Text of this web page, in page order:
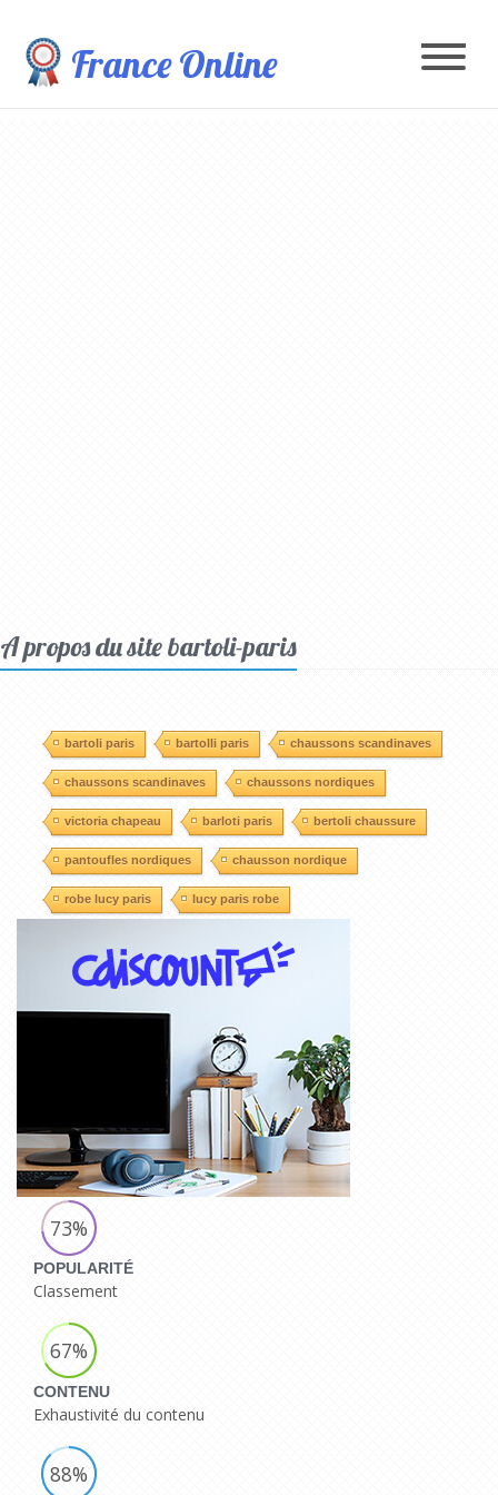
France Online
A propos du site bartoli-paris
bartoli paris bartolli paris chaussons scandinaves
chaussons scandinaves chaussons nordiques
victoria chapeau barloti paris bertoli chaussure
pantoufles nordiques chausson nordique
robe lucy paris lucy paris robe
73%
POPULARITÉ
Classement
67%
CONTENU
Exhaustivité du contenu
88%